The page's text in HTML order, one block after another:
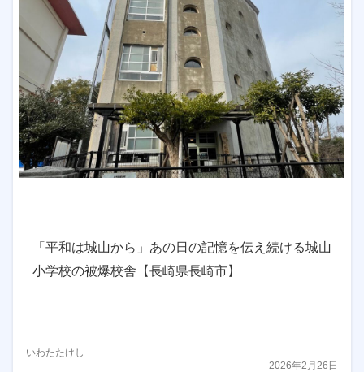
「平和は城山から」あの日の記憶を伝え続ける城山
小学校の被爆校舎【長崎県長崎市】
いわたたけし
2026年2月26日